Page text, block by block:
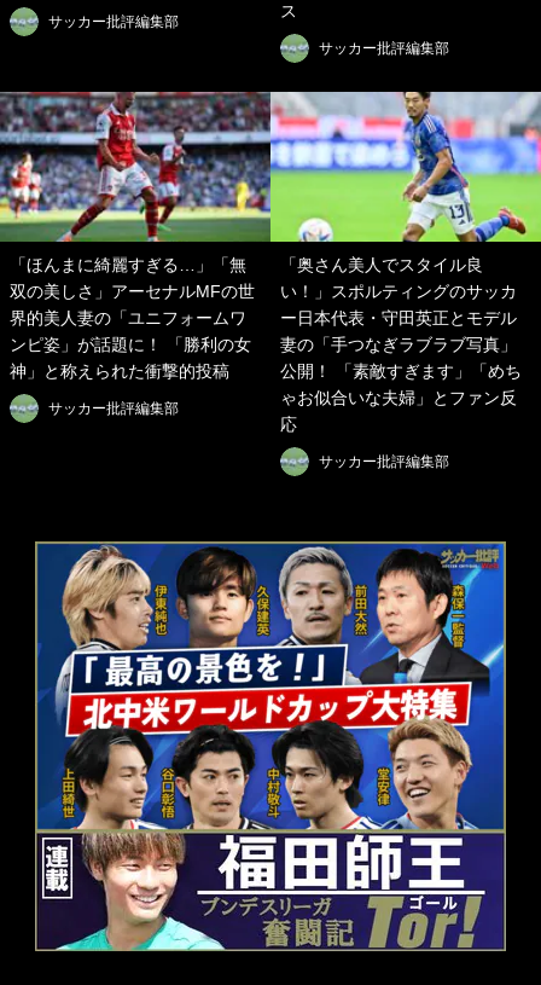
サッカー批評編集部
ス
サッカー批評編集部
「ほんまに綺麗すぎる…」「無
双の美しさ」アーセナルMFの世
界的美人妻の「ユニフォームワ
ンピ姿」が話題に！ 「勝利の女
神」と称えられた衝撃的投稿
サッカー批評編集部
「奥さん美人でスタイル良
い！」スポルティングのサッカ
ー日本代表・守田英正とモデル
妻の「手つなぎラブラブ写真」
公開！ 「素敵すぎます」「めち
ゃお似合いな夫婦」とファン反
応
サッカー批評編集部